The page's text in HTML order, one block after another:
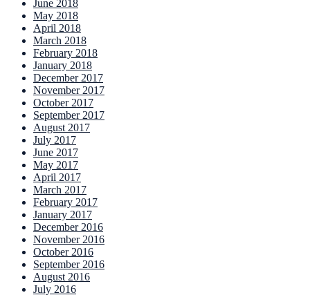
June 2018
May 2018
April 2018
March 2018
February 2018
January 2018
December 2017
November 2017
October 2017
September 2017
August 2017
July 2017
June 2017
May 2017
April 2017
March 2017
February 2017
January 2017
December 2016
November 2016
October 2016
September 2016
August 2016
July 2016